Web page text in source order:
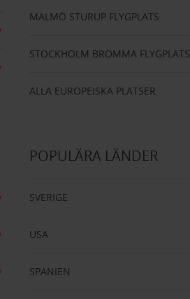
MALMÖ STURUP FLYGPLATS
STOCKHOLM BROMMA FLYGPLATS
ALLA EUROPEISKA PLATSER
POPULÄRA LÄNDER
SVERIGE
USA
SPANIEN